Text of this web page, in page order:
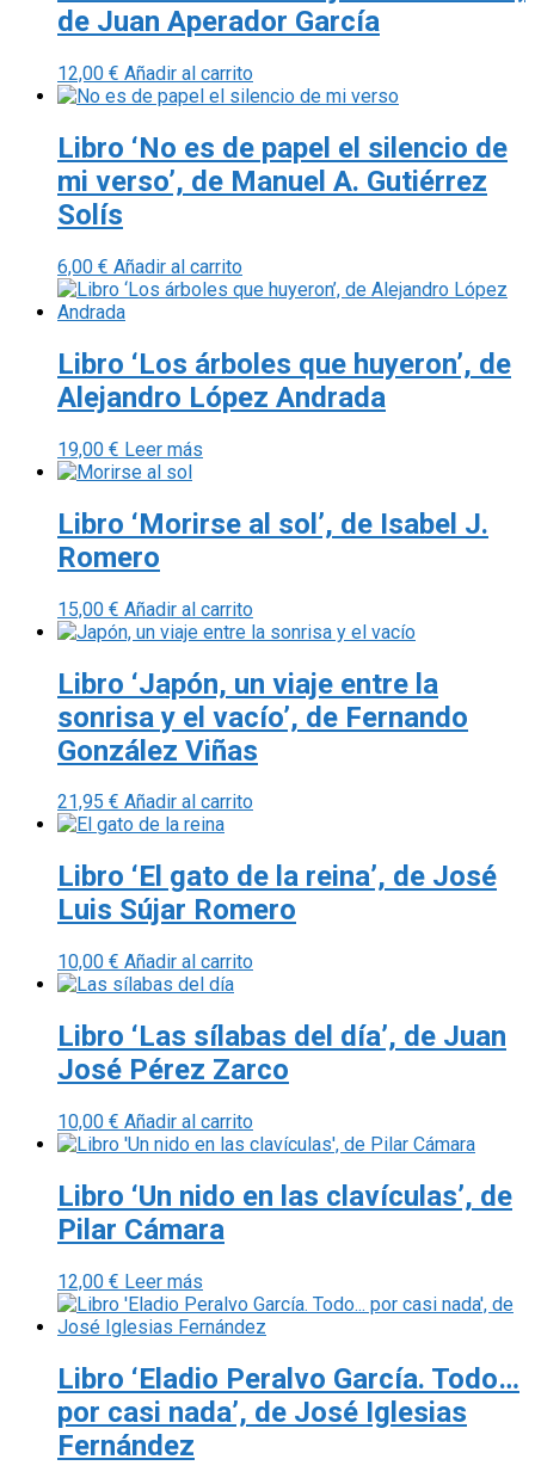
de Juan Aperador García
12,00 € Añadir al carrito
Libro ‘No es de papel el silencio de
mi verso’, de Manuel A. Gutiérrez
Solís
6,00 € Añadir al carrito
Libro ‘Los árboles que huyeron’, de
Alejandro López Andrada
19,00 € Leer más
Libro ‘Morirse al sol’, de Isabel J.
Romero
15,00 € Añadir al carrito
Libro ‘Japón, un viaje entre la
sonrisa y el vacío’, de Fernando
González Viñas
21,95 € Añadir al carrito
Libro ‘El gato de la reina’, de José
Luis Sújar Romero
10,00 € Añadir al carrito
Libro ‘Las sílabas del día’, de Juan
José Pérez Zarco
10,00 € Añadir al carrito
Libro ‘Un nido en las clavículas’, de
Pilar Cámara
12,00 € Leer más
Libro ‘Eladio Peralvo García. Todo…
por casi nada’, de José Iglesias
Fernández